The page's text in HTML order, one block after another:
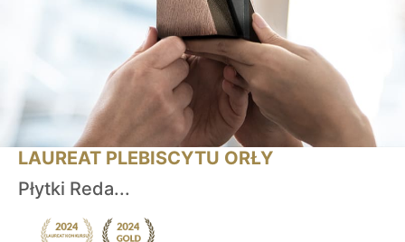
LAUREAT PLEBISCYTU ORŁY
Płytki Reda...